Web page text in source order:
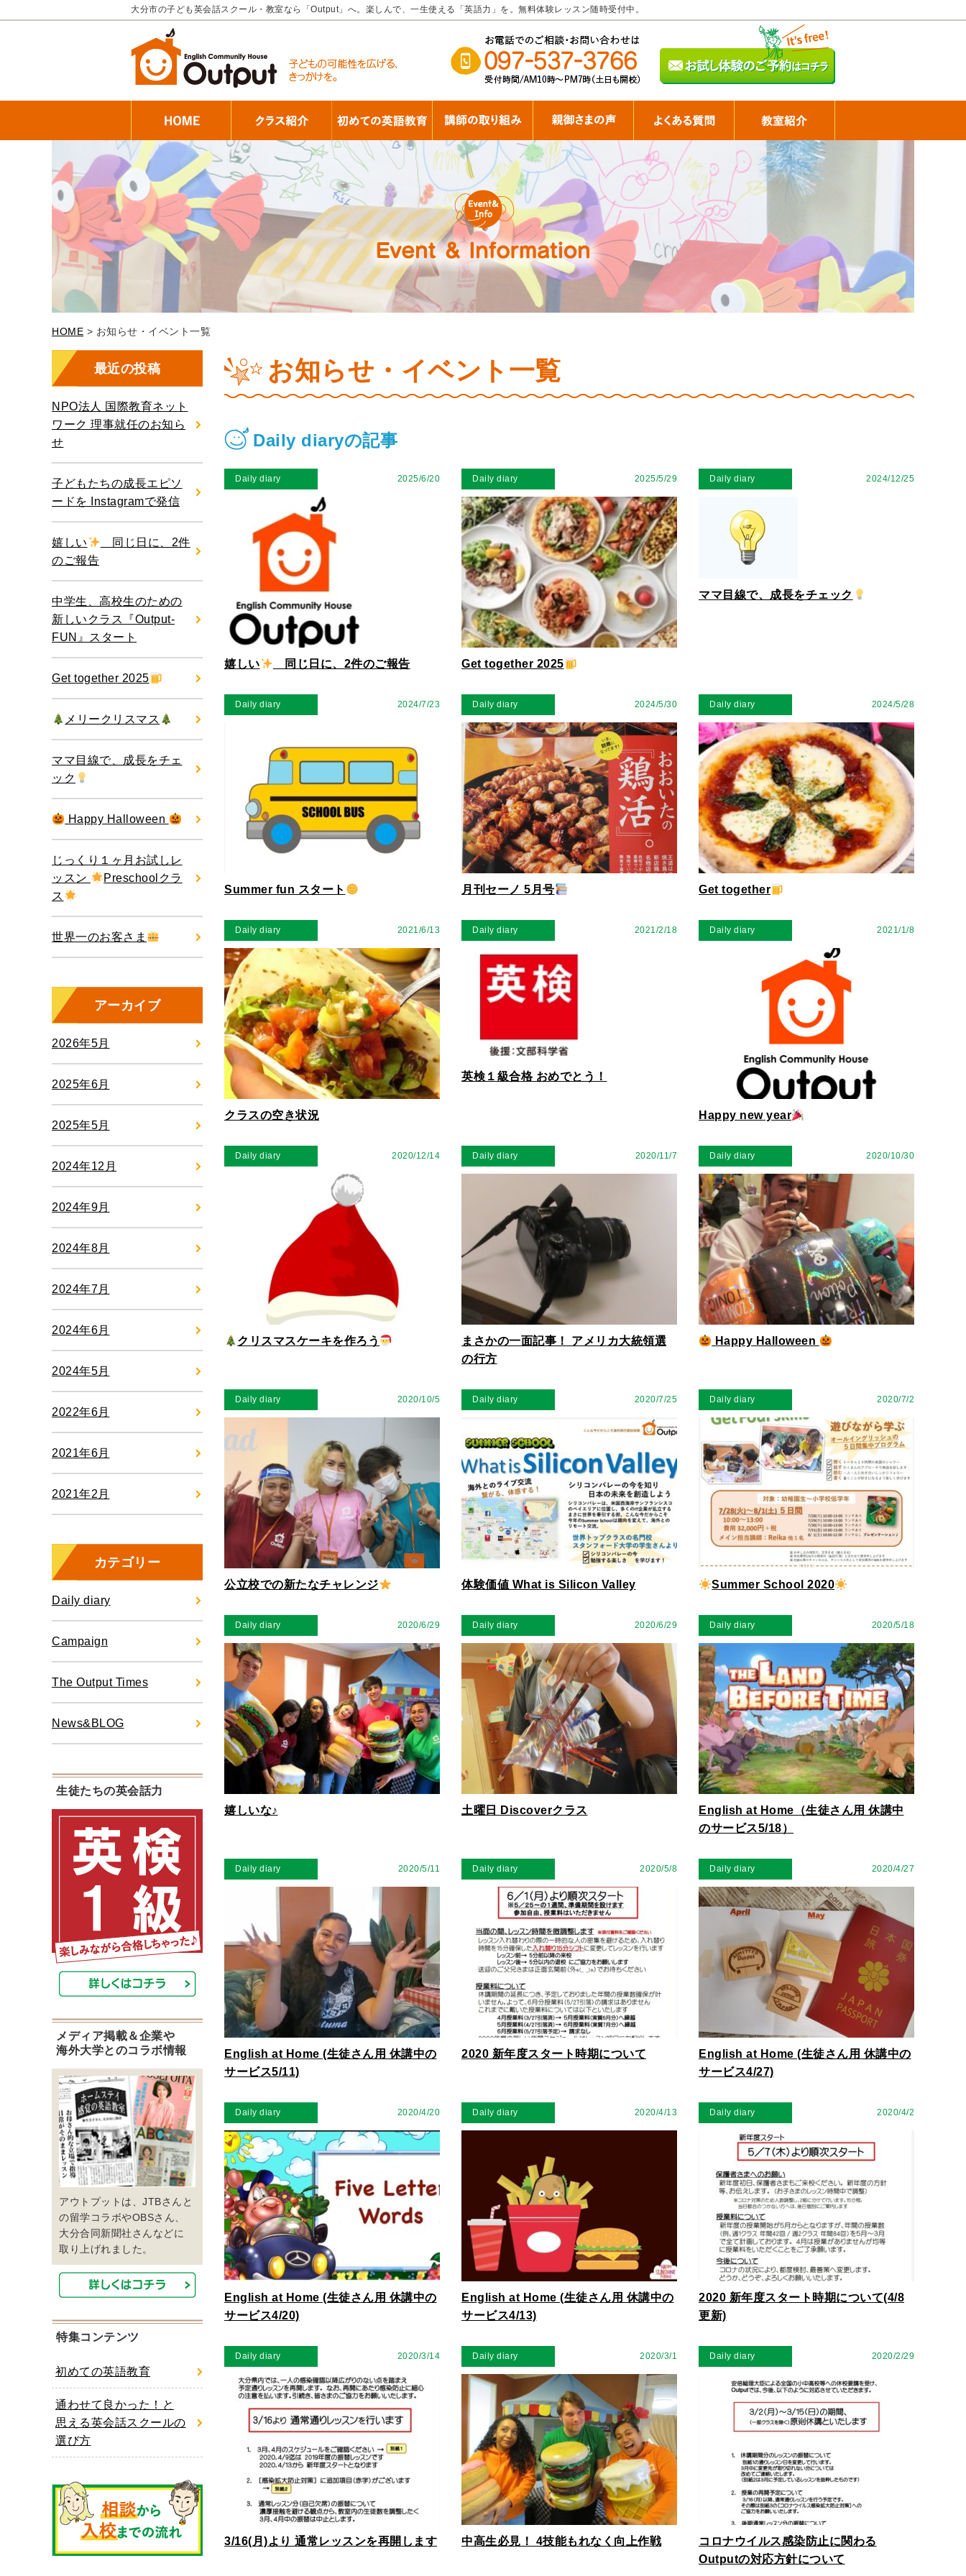
大分市の子ども英会話スクール・教室なら「Output」へ。楽しんで、一生使える「英語力」を。無料体験レッスン随時受付中。
HOME > お知らせ・イベント一覧
お知らせ・イベント一覧
Daily diaryの記事
Daily diary 2025/6/20
嬉しい 同じ日に、2件のご報告
Daily diary 2025/5/29
Get together 2025
Daily diary 2024/12/25
ママ目線で、成長をチェック
Daily diary 2024/7/23
Summer fun スタート
Daily diary 2024/5/30
月刊セーノ 5月号
Daily diary 2024/5/28
Get together
Daily diary 2021/6/13
クラスの空き状況
Daily diary 2021/2/18
英検１級合格 おめでとう！
Daily diary 2021/1/8
Happy new year
Daily diary 2020/12/14
クリスマスケーキを作ろう
Daily diary 2020/11/7
まさかの一面記事！ アメリカ大統領選
の行方
Daily diary 2020/10/30
Happy Halloween
Daily diary 2020/10/5
公立校での新たなチャレンジ
Daily diary 2020/7/25
体験価値 What is Silicon Valley
Daily diary 2020/7/2
Summer School 2020
Daily diary 2020/6/29
嬉しいな♪
Daily diary 2020/6/29
土曜日 Discoverクラス
Daily diary 2020/5/18
English at Home（生徒さん用 休講中
のサービス5/18）
Daily diary 2020/5/11
English at Home (生徒さん用 休講中の
サービス5/11)
Daily diary 2020/5/8
2020 新年度スタート時期について
Daily diary 2020/4/27
English at Home (生徒さん用 休講中の
サービス4/27)
Daily diary 2020/4/20
English at Home (生徒さん用 休講中の
サービス4/20)
Daily diary 2020/4/13
English at Home (生徒さん用 休講中の
サービス4/13)
Daily diary 2020/4/2
2020 新年度スタート時期について(4/8
更新)
Daily diary 2020/3/14
3/16(月)より 通常レッスンを再開します
Daily diary 2020/3/1
中高生必見！ 4技能もれなく向上作戦
Daily diary 2020/2/29
コロナウイルス感染防止に関わる
Outputの対応方針について
最近の投稿
NPO法人 国際教育ネット
ワーク 理事就任のお知ら
せ
子どもたちの成長エピソ
ードを Instagramで発信
嬉しい
同じ日に、2件
のご報告
中学生、高校生のための
新しいクラス『Output-
FUN』スタート
Get together 2025
メリークリスマス
ママ目線で、成長をチェ
ック
Happy Halloween
じっくり１ヶ月お試しレ
ッスン
Preschoolクラ
ス
世界一のお客さま
アーカイブ
2026年5月
2025年6月
2025年5月
2024年12月
2024年9月
2024年8月
2024年7月
2024年6月
2024年5月
2022年6月
2021年6月
2021年2月
カテゴリー
Daily diary
Campaign
The Output Times
News&BLOG
生徒たちの英会話力
メディア掲載＆企業や
海外大学とのコラボ情報
アウトプットは、JTBさんと
の留学コラボやOBSさん、
大分合同新聞社さんなどに
取り上げれました。
特集コンテンツ
初めての英語教育
通わせて良かった！と
思える英会話スクールの
選び方